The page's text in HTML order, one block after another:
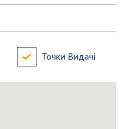
Точки Видачі